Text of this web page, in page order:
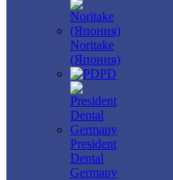
Noritake
(Япония)
PD
President
Dental
Germany